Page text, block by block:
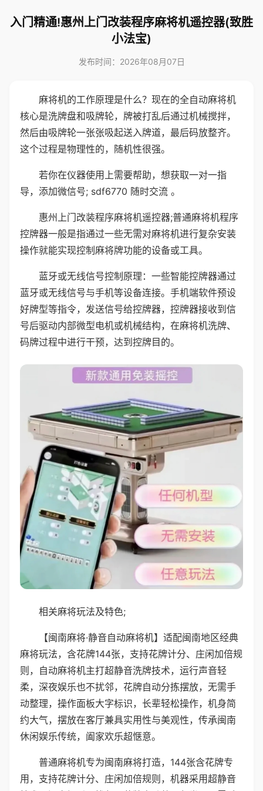
入门精通!惠州上门改装程序麻将机遥控器(致胜
小法宝)
发布时间：2026年08月07日
麻将机的工作原理是什么？现在的全自动麻将机
核心是洗牌盘和吸牌轮，牌被打乱后通过机械搅拌，
然后由吸牌轮一张张吸起送入牌道，最后码放整齐。
这个过程是物理性的，随机性很强。
若你在仪器使用上需要帮助，想获取一对一指
导，添加微信号; sdf6770 随时交流 。
惠州上门改装程序麻将机遥控器;普通麻将机程序
控牌器一般是指通过一些无需对麻将机进行复杂安装
操作就能实现控制麻将牌功能的设备或工具。
蓝牙或无线信号控制原理：一些智能控牌器通过
蓝牙或无线信号与手机等设备连接。手机端软件预设
好牌型等指令，发送信号给控牌器，控牌器接收到信
号后驱动内部微型电机或机械结构，在麻将机洗牌、
码牌过程中进行干预，达到控牌目的。
相关麻将玩法及特色;
【闽南麻将·静音自动麻将机】适配闽南地区经典
麻将玩法，含花牌144张，支持花牌计分、庄闲加倍规
则，自动麻将机主打超静音洗牌技术，运行声音轻
柔，深夜娱乐也不扰邻，花牌自动分拣摆放，无需手
动整理，操作面板大字标识，长辈轻松操作，机身简
约大气，摆放在客厅兼具实用性与美观性，传承闽南
休闲娱乐传统，阖家欢乐超惬意。
普通麻将机专为闽南麻将打造，144张含花牌专
用，支持花牌计分、庄闲加倍规则，机器采用超静音